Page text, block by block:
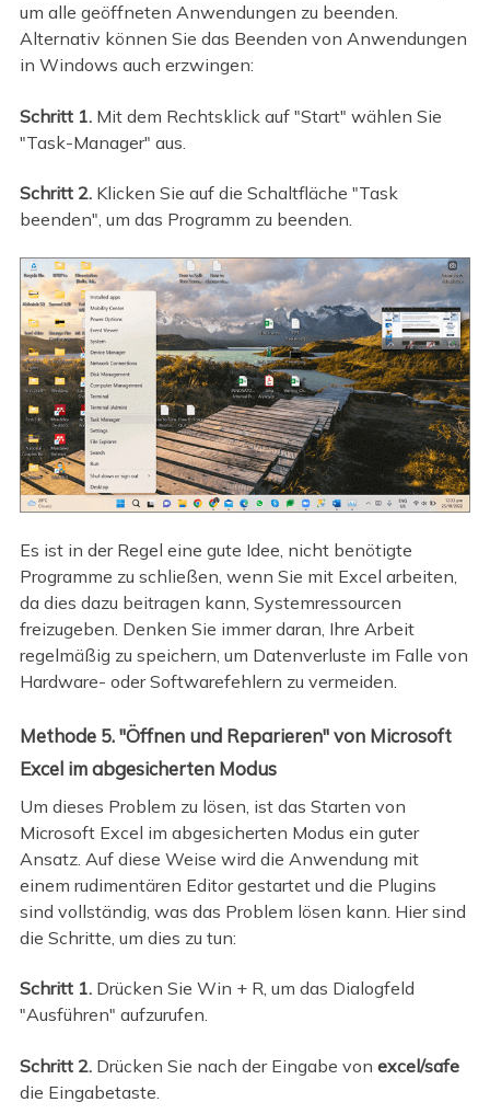
um alle geöffneten Anwendungen zu beenden.
Alternativ können Sie das Beenden von Anwendungen
in Windows auch erzwingen:
Schritt 1.Mit dem Rechtsklick auf "Start" wählen Sie
"Task-Manager" aus.
Schritt 2.Klicken Sie auf die Schaltfläche "Task
beenden", um das Programm zu beenden.
Es ist in der Regel eine gute Idee, nicht benötigte
Programme zu schließen, wenn Sie mit Excel arbeiten,
da dies dazu beitragen kann, Systemressourcen
freizugeben. Denken Sie immer daran, Ihre Arbeit
regelmäßig zu speichern, um Datenverluste im Falle von
Hardware- oder Softwarefehlern zu vermeiden.
Methode 5. "Öffnen und Reparieren" von Microsoft
Excel im abgesicherten Modus
Um dieses Problem zu lösen, ist das Starten von
Microsoft Excel im abgesicherten Modus ein guter
Ansatz. Auf diese Weise wird die Anwendung mit
einem rudimentären Editor gestartet und die Plugins
sind vollständig, was das Problem lösen kann. Hier sind
die Schritte, um dies zu tun:
Schritt 1.Drücken Sie Win + R, um das Dialogfeld
"Ausführen" aufzurufen.
Schritt 2.Drücken Sie nach der Eingabe von excel/safe
die Eingabetaste.